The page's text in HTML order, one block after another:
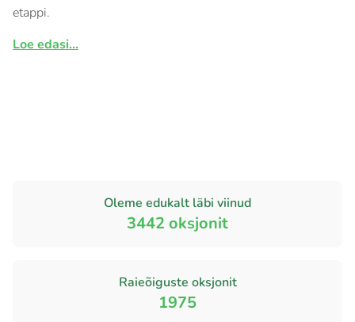
etappi.
Loe edasi...
Oleme edukalt läbi viinud
3442 oksjonit
Raieõiguste oksjonit
1975